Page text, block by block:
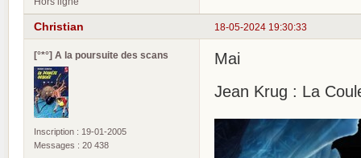
18-05-2024 19:30:33
Christian
[°*°] A la poursuite des scans
Inscription : 19-01-2005
Messages : 20 438
Mai
Jean Krug : La